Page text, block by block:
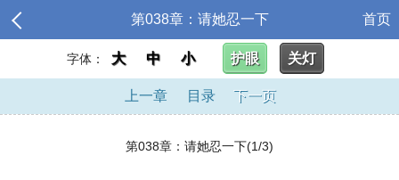
第038章：请她忍一下 首页
字体： 大 中 小 护眼 关灯
上一章 目录 下一页
第038章：请她忍一下(1/3)